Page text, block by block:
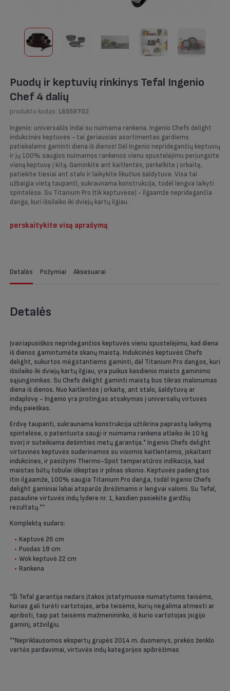
Puodų ir keptuvių rinkinys Tefal Ingenio
Chef 4 dalių
produkto kodas: L6559702
Ingenio: universalūs indai su nuimama rankena. Ingenio Chefs delight
indukcinės keptuvės - tai geriausias asortimentas gardiems
patiekalams gaminti diena iš dienos! Dėl Ingenio nepridegančių keptuvių
ir jų 100% saugios nuimamos rankenos vienu spustelėjimu perjungsite
vieną keptuvę į kitą. Gaminkite ant kaitlentės, perkelkite į orkaitę,
patiekite tiesiai ant stalo ir laikykite likučius šaldytuve. Visa tai
užbaigia vietą taupanti, sukraunama konstrukcija, todėl lengva laikyti
spintelėse. Su Titanium Pro (tik keptuvėse) - ilgaamže nepridegančia
danga, kuri išsilaiko iki dviejų kartų ilgiau.
perskaitykite visą aprašymą
Detalės Požymiai Aksesuarai
Detalės
Įvairiapusiškos nepridegančios keptuvės vienu spustelėjimu, kad diena
iš dienos gamintumėte skanų maistą. Indukcinės keptuvės Chefs
delight, sukurtos mėgstantiems gaminti, dėl Titanium Pro dangos, kuri
išsilaiko iki dviejų kartų ilgiau, yra puikus kasdienio maisto gaminimo
sąjungininkas. Su Chefs delight gaminti maistą bus tikras malonumas
diena iš dienos. Nuo kaitlentės į orkaitę, ant stalo, šaldytuvą ar
indaplovę - Ingenio yra protingas atsakymas į universalių virtuvės
indų paieškas.
Erdvę taupanti, sukraunama konstrukcija užtikrina paprastą laikymą
spintelėse, o patentuota saugi ir nuimama rankena atlaiko iki 10 kg
svorį ir suteikiama dešimties metų garantija.* Ingenio Chefs delight
virtuvinės keptuvės suderinamos su visomis kaitlentėmis, įskaitant
indukcines, ir pasižymi Thermo-Spot temperatūros indikacija, kad
maistas būtų tobulai iškeptas ir pilnas skonio. Keptuvės padengtos
itin ilgaamže, 100% saugia Titanium Pro danga, todėl Ingenio Chefs
delight gaminiai labai atsparūs įbrėžimams ir lengvai valomi. Su Tefal,
pasauline virtuvės indų lydere nr. 1, kasdien pasiekite gardžių
rezultatų.**
Komplektą sudaro:
Keptuvė 26 cm
Puodas 18 cm
Wok keptuvė 22 cm
Rankena
*Ši Tefal garantija nedaro įtakos įstatymuose numatytoms teisėms,
kurias gali turėti vartotojas, arba teisėms, kurių negalima atmesti ar
apriboti, taip pat teisėms mažmenininko, iš kurio vartotojas įsigijo
gaminį, atžvilgiu.
**Nepriklausomos ekspertų grupės 2014 m. duomenys, prekės ženklo
vertės pardavimai, virtuvės indų kategorijos apibrėžimas